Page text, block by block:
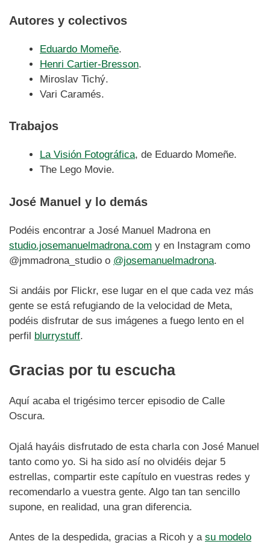
Autores y colectivos
Eduardo Momeñe.
Henri Cartier-Bresson.
Miroslav Tichý.
Vari Caramés.
Trabajos
La Visión Fotográfica, de Eduardo Momeñe.
The Lego Movie.
José Manuel y lo demás
Podéis encontrar a José Manuel Madrona en
studio.josemanuelmadrona.com y en Instagram como
@jmmadrona_studio o @josemanuelmadrona.
Si andáis por Flickr, ese lugar en el que cada vez más
gente se está refugiando de la velocidad de Meta,
podéis disfrutar de sus imágenes a fuego lento en el
perfil
blurrystuff.
Gracias por tu escucha
Aquí acaba el trigésimo tercer episodio de Calle
Oscura.
Ojalá hayáis disfrutado de esta charla con José Manuel
tanto como yo. Si ha sido así no olvidéis dejar 5
estrellas, compartir este capítulo en vuestras redes y
recomendarlo a vuestra gente. Algo tan tan sencillo
supone, en realidad, una gran diferencia.
Antes de la despedida, gracias a Ricoh y a su modelo